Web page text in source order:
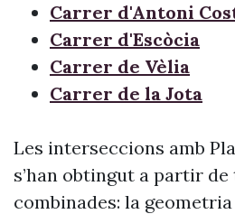
Carrer d'Antoni
Carrer d'Escòcia
Carrer de Vèlia
Carrer de la Jota
Les interseccions amb
s’han obtingut a partir
combinades: la